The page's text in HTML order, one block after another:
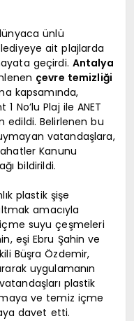
ünlü
ait plajlarda
geçirdi. Antalya
çevre temizliği
kapsamında,
No’lu Plaj ile ANET
edildi. Belirlenen bu
vatandaşlara,
Kanunu
bildirildi.
plastik şişe
amacıyla
suyu çeşmeleri
eşi Ebru Şahin ve
Büşra Özdemir,
uygulamanın
plastik
ve temiz içme
davet etti.